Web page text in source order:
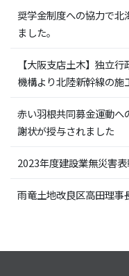
奨学金制度への協力で
ました。
【大阪支店土木】独立
機構より北陸新幹線の
赤い羽根共同募金運動
謝状が授与されました
2023年度建設業無災害
雨竜土地改良区高田理事